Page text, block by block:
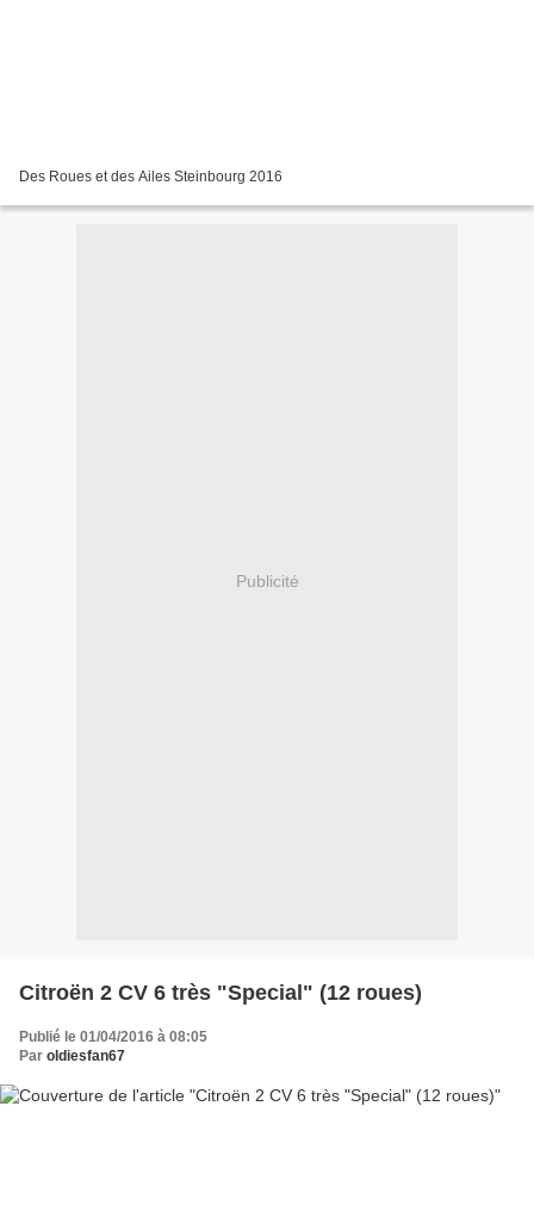
Des Roues et des Ailes Steinbourg 2016
Publicité
Citroën 2 CV 6 très "Special" (12 roues)
Publié le 01/04/2016 à 08:05
Par oldiesfan67